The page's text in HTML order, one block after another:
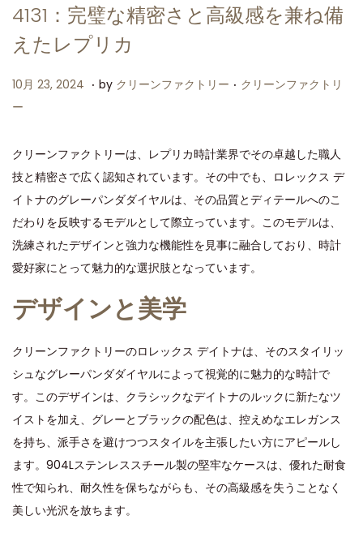
4131：完璧な精密さと高級感を兼ね備
えたレプリカ
P
o
t
e
d
o
n
10月 23, 2024
2
3
,
2
0
2
. by クリーンファクトリー . P
t
e
d
i
n
クリーンファクトリ
ー
クリーンファクトリーは、レプリカ時計業界でその卓越した職人
技と精密さで広く認知されています。その中でも、ロレックス デ
イトナのグレーパンダダイヤルは、その品質とディテールへのこ
だわりを反映するモデルとして際立っています。このモデルは、
洗練されたデザインと強力な機能性を見事に融合しており、時計
愛好家にとって魅力的な選択肢となっています。
デザインと美学
クリーンファクトリーのロレックス デイトナは、そのスタイリッ
シュなグレーパンダダイヤルによって視覚的に魅力的な時計で
す。このデザインは、クラシックなデイトナのルックに新たなツ
イストを加え、グレーとブラックの配色は、控えめなエレガンス
を持ち、派手さを避けつつスタイルを主張したい方にアピールし
ます。904Lステンレススチール製の堅牢なケースは、優れた耐食
性で知られ、耐久性を保ちながらも、その高級感を失うことなく
美しい光沢を放ちます。